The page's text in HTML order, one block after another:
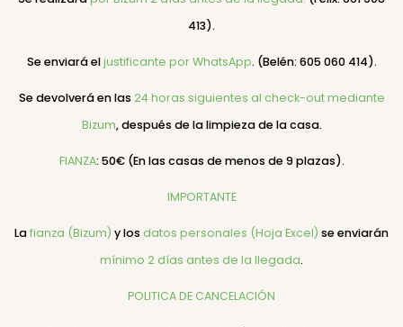
413).
Se enviará eljustificante por WhatsApp. (Belén: 605 060 414).
Se devolverá en las 24 horas siguientes al check-out mediante
Bizum, después de la limpieza de la casa.
FIANZA: 50€ (En las casas de menos de 9 plazas).
IMPORTANTE
Lafianza (Bizum) y los datos personales (Hoja Excel) se enviarán
mínimo 2 días antes de la llegada.
POLITICA DE CANCELACIÓN